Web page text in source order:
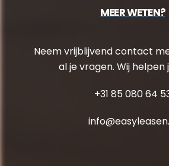
MEER WETEN?
Neem vrijblijvend contact
al je vragen. Wij helpen
+31 85 080 64